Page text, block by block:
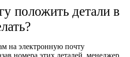
положить детали в
на электронную почту
номера этих деталей, менеджер